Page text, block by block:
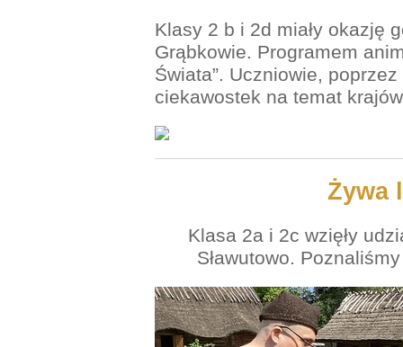
Klasy 2 b i 2d miały okazję
Grąbkowie. Programem
Świata”. Uczniowie,
ciekawostek na temat
Żywa
Klasa 2a i 2c wzięły
Sławutowo.